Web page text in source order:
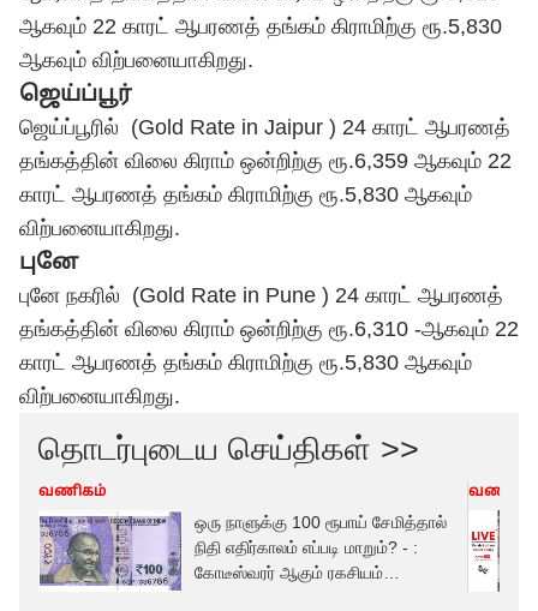
ஆகவும் 22 காரட் ஆபரணத் தங்கம் கிராமிற்கு ரூ.5,830
ஆகவும் விற்பனையாகிறது.
ஜெய்ப்பூர்
ஜெய்ப்பூரில் (Gold Rate in Jaipur ) 24 காரட் ஆபரணத்
தங்கத்தின் விலை கிராம் ஒன்றிற்கு ரூ.6,359 ஆகவும் 22
காரட் ஆபரணத் தங்கம் கிராமிற்கு ரூ.5,830 ஆகவும்
விற்பனையாகிறது.
புனே
புனே நகரில் (Gold Rate in Pune ) 24 காரட் ஆபரணத்
தங்கத்தின் விலை கிராம் ஒன்றிற்கு ரூ.6,310 -ஆகவும் 22
காரட் ஆபரணத் தங்கம் கிராமிற்கு ரூ.5,830 ஆகவும்
விற்பனையாகிறது.
தொடர்புடைய செய்திகள் >>
வணிகம்
ஒரு நாளுக்கு 100 ரூபாய் சேமித்தால்
நிதி எதிர்காலம் எப்படி மாறும்? - :
கோடீஸ்வரர் ஆகும் ரகசியம்
வணிகம்